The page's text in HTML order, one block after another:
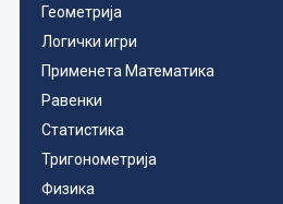
Геометрија
Логички игри
Применета Математика
Равенки
Статистика
Тригонометрија
Физика